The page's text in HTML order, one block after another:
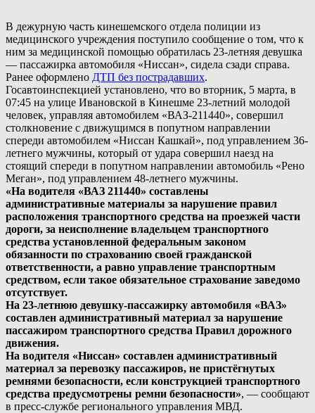
В дежурную часть кинешемского отдела полиции из
медицинского учреждения поступило сообщение о том, что к
ним за медицинской помощью обратилась 23-летняя девушка
— пассажирка автомобиля «Ниссан», сидела сзади справа.
Ранее оформлено ДТП без пострадавших.
Госавтоинспекцией установлено, что во вторник, 5 марта, в
07:45 на улице Ивановской в Кинешме 23-летний молодой
человек, управляя автомобилем «ВАЗ-211440», совершил
столкновение с движущимся в попутном направлении
спереди автомобилем «Ниссан Кашкай», под управлением 36-
летнего мужчины, который от удара совершил наезд на
стоящий спереди в попутном направлении автомобиль «Рено
Меган», под управлением 48-летнего мужчины.
«На водителя «ВАЗ 211440» составлены
административные материалы за нарушение правил
расположения транспортного средства на проезжей части
дороги, за неисполнение владельцем транспортного
средства установленной федеральным законом
обязанности по страхованию своей гражданской
ответственности, а равно управление транспортным
средством, если такое обязательное страхование заведомо
отсутствует.
На 23-летнюю девушку-пассажирку автомобиля «ВАЗ»
составлен административный материал за нарушение
пассажиром транспортного средства Правил дорожного
движения.
На водителя «Ниссан» составлен административный
материал за перевозку пассажиров, не пристёгнутых
ремнями безопасности, если конструкцией транспортного
средства предусмотрены ремни безопасности», — сообщают
в пресс-службе регионального управления МВД.